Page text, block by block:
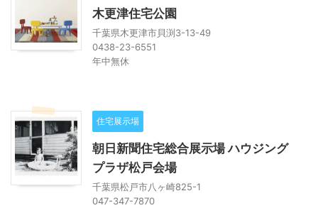
木更津住宅公園
千葉県木更津市貝渕3-13-49
0438-23-6551
年中無休
住宅展示場
朝日新聞住宅総合展示場 ハウジング
プラザ松戸会場
千葉県松戸市八ヶ崎825-1
047-347-7870